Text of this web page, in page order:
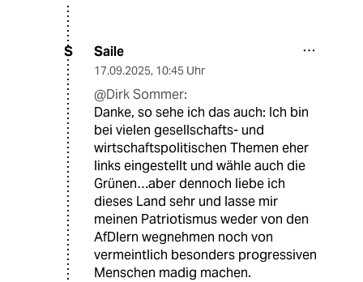
S Saile
17.09.2025, 10:45 Uhr
@Dirk Sommer:
Danke, so sehe ich das auch: Ich bin
bei vielen gesellschafts- und
wirtschaftspolitischen Themen eher
links eingestellt und wähle auch die
Grünen…aber dennoch liebe ich
dieses Land sehr und lasse mir
meinen Patriotismus weder von den
AfDlern wegnehmen noch von
vermeintlich besonders progressiven
Menschen madig machen.